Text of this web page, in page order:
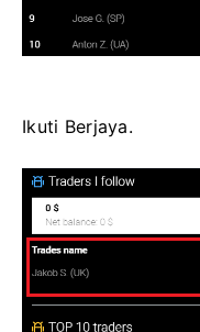
Ikuti Berjaya.